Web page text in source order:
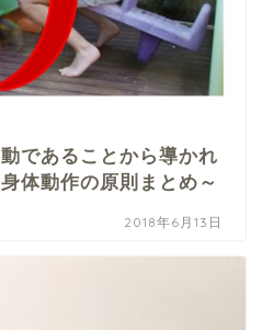
であることから導かれ
体動作の原則まとめ～
2018年6月13日